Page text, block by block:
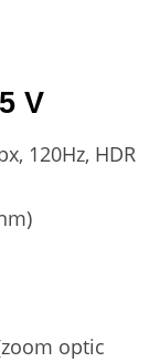
V
120Hz, HDR
optic